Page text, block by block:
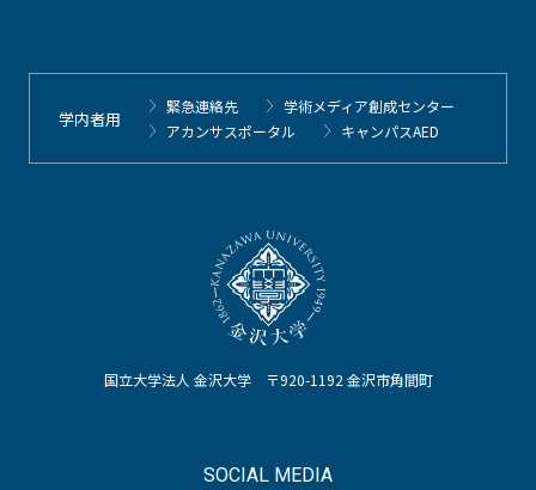
国立大学法人 金沢大学 〒920-1192 金沢市角間町
SOCIAL MEDIA
学内者用
緊急連絡先
学術メディア創成センター
アカンサスポータル
キャンパスAED